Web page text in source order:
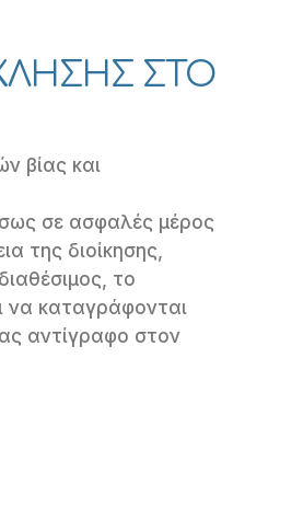
ΣΤΟ
βίας και
σε ασφαλές μέρος
της διοίκησης,
το
να καταγράφονται
αντίγραφο στον